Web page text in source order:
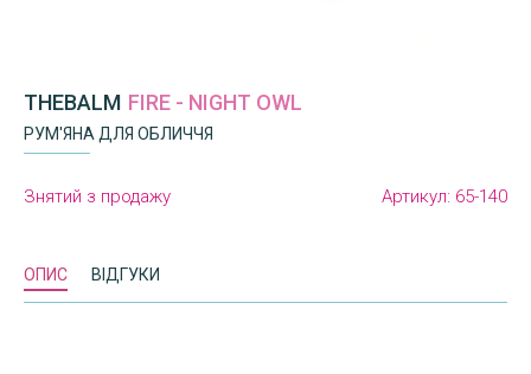
THEBALM FIRE - NIGHT OWL
РУМ'ЯНА ДЛЯ ОБЛИЧЧЯ
Знятий з продажу Артикул: 65-140
ОПИС ВІДГУКИ